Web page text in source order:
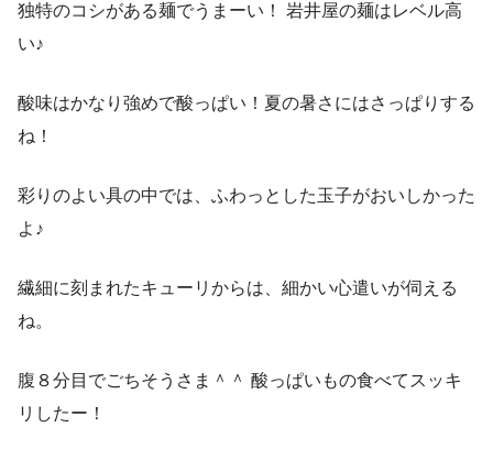
独特のコシがある麺でうまーい！ 岩井屋の麺はレベル高
い♪
酸味はかなり強めで酸っぱい！夏の暑さにはさっぱりする
ね！
彩りのよい具の中では、ふわっとした玉子がおいしかった
よ♪
繊細に刻まれたキューリからは、細かい心遣いが伺える
ね。
腹８分目でごちそうさま＾＾ 酸っぱいもの食べてスッキ
リしたー！